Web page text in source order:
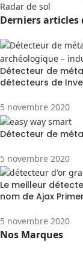
Radar de sol
Derniers articles
Détecteur de
détecteurs de
5 novembre 2020
Détecteur de
5 novembre 2020
Le meilleur
nom de Ajax
5 novembre 2020
Nos Marques